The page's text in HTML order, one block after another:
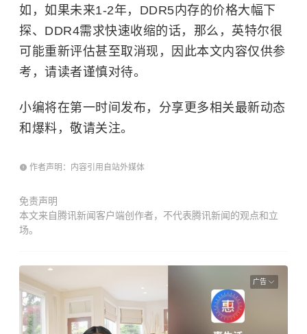
如，如果未来1-2年，DDR5内存的价格大幅下
探、DDR4需求快速收缩的话，那么，英特尔很
可能重新评估甚至取消现，因此本文内容仅供参
考，请读者谨慎对待。
小编将在第一时间发布，分享更多相关最新动态
和爆料，敬请关注。
作者声明：内容引用自站外媒体
免责声明
本文来自腾讯新闻客户端创作者，不代表腾讯新闻的观点和立
场。
广告